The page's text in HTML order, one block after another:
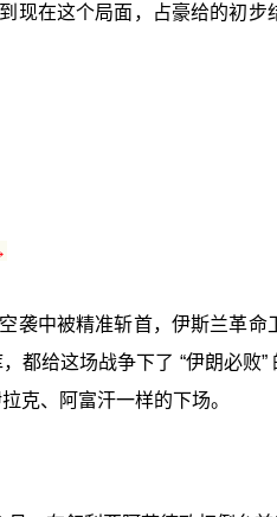
现在这个局面，占豪给的初
袭中被精准斩首，伊斯兰革
都给这场战争下了 “伊朗必
克、阿富汗一样的下场。